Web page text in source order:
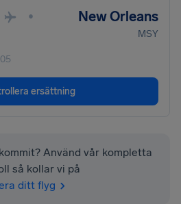
• New Orleans
MSY
ersättning
Använd vår kompletta
så kollar vi på
ditt flyg